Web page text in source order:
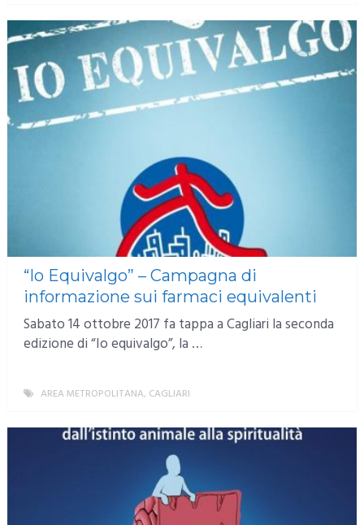
“Io Equivalgo” – Campagna di
informazione sui farmaci equivalenti
Sabato 14 ottobre 2017 fa tappa a Cagliari la seconda
edizione di “Io equivalgo”, la …
AREA METROPOLITANA, CAGLIARI